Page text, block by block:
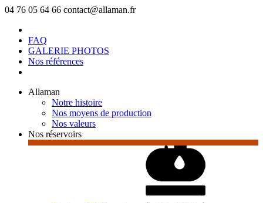
04 76 05 64 66 contact@allaman.fr
FAQ
GALERIE PHOTOS
Nos références
Allaman
Notre histoire
Nos moyens de production
Nos valeurs
Nos réservoirs